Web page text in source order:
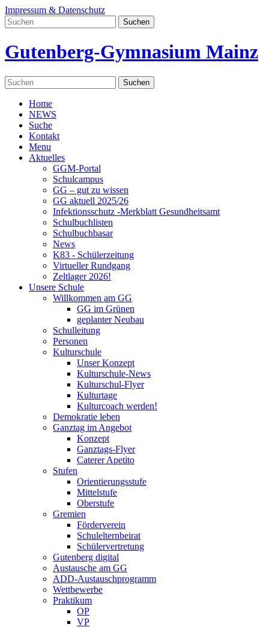
Impressum & Datenschutz
Gutenberg-Gymnasium Mainz
Home
NEWS
Suche
Kontakt
Menu
Aktuelles
GGM-Portal
Schulcampus
GG – gut zu wissen
GG aktuell 2025/26
Infektionsschutz -Merkblatt Gesundheitsamt
Schulbuchlisten
Schulbuchbasar
News
K83 - Schülerzeitung
Virtueller Rundgang
Zeltlager 2026!
Unsere Schule
Willkommen am GG
GG im Grünen
geplanter Neubau
Schulleitung
Personen
Kulturschule
Unser Konzept
Kulturschule-News
Kulturschul-Flyer
Kulturtage
Kulturcoach werden!
Demokratie leben
Ganztag im Angebot
Konzept
Ganztags-Flyer
Caterer Apetito
Stufen
Orientierungsstufe
Mittelstufe
Oberstufe
Gremien
Förderverein
Schulelternbeirat
Schülervertretung
Gutenberg digital
Austausche am GG
ADD-Austauschprogramm
Wettbewerbe
Praktikum
OP
VP